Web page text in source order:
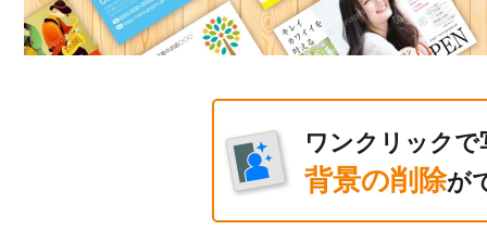
ワンクリックで
背景の削除が